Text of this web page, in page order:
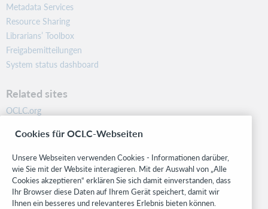
Metadata Services
Resource Sharing
Librarians’ Toolbox
Freigabemitteilungen
System status dashboard
Related sites
OCLC.org
Community
Research
WebJunction
Developer Network
Cookies für OCLC-Webseiten
Unsere Webseiten verwenden Cookies - Informationen darüber,
wie Sie mit der Website interagieren. Mit der Auswahl von „Alle
Cookies akzeptieren“ erklären Sie sich damit einverstanden, dass
Ihr Browser diese Daten auf Ihrem Gerät speichert, damit wir
Ihnen ein besseres und relevanteres Erlebnis bieten können.